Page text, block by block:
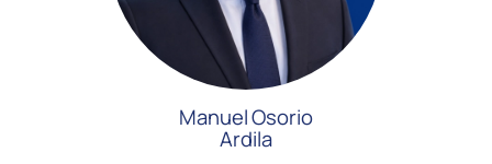
Manuel Osorio
Ardila